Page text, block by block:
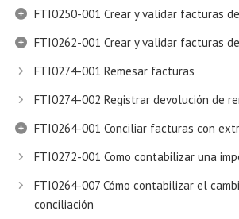
FTI0250-001 Crear y validar facturas
FTI0262-001 Crear y validar facturas
FTI0274-001 Remesar facturas
FTI0274-002 Registrar devolución de
FTI0264-001 Conciliar facturas con
FTI0272-001 Como contabilizar una
FTI0264-007 Cómo contabilizar el
conciliación